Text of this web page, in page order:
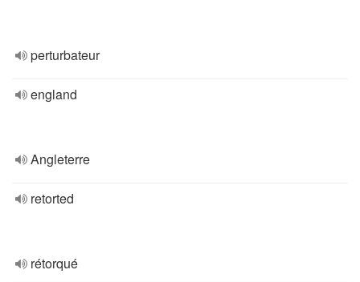
perturbateur
england
Angleterre
retorted
rétorqué